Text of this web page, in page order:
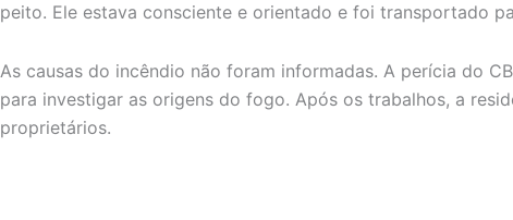
peito. Ele estava consciente e orientado e foi transportado
As causas do incêndio não foram informadas. A perícia do
para investigar as origens do fogo. Após os trabalhos, a
proprietários.